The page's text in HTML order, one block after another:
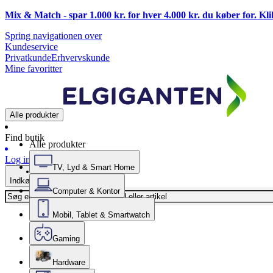
Mix & Match - spar 1.000 kr. for hver 4.000 kr. du køber for.
Spring navigationen over
Kundeservice
PrivatkundeErhvervskunde
Mine favoritter
Alle produkter
Find butik
Log ind
Indkøbskurv
Alle produkter
TV, Lyd & Smart Home
Computer & Kontor
Mobil, Tablet & Smartwatch
Gaming
Hardware